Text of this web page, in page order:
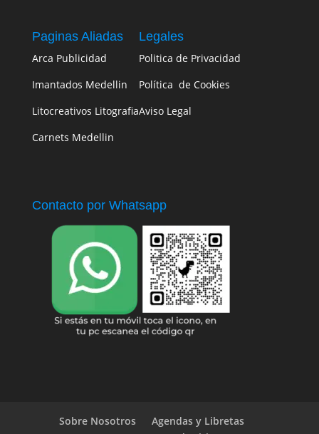
Paginas Aliadas
Arca Publicidad
Imantados Medellin
Litocreativos Litografia
Carnets Medellin
Legales
Politica de Privacidad
Política de Cookies
Aviso Legal
Contacto por Whatsapp
Sobre Nosotros
Agendas y Libretas